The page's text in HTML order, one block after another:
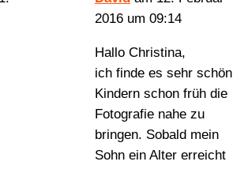
2016 um 09:14
Hallo Christina,
ich finde es sehr schön
Kindern schon früh die
Fotografie nahe zu
bringen. Sobald mein
Sohn ein Alter erreicht